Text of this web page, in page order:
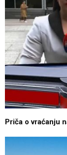
Priča o vraćanju